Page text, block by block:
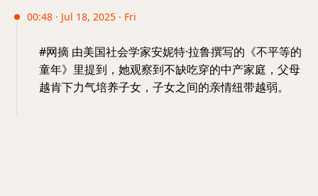
00:48 · Jul 18, 2025 · Fri
#网摘 由美国社会学家安妮特·拉鲁撰写的《不平等的
童年》里提到，她观察到不缺吃穿的中产家庭，父母
越肯下力气培养子女，子女之间的亲情纽带越弱。